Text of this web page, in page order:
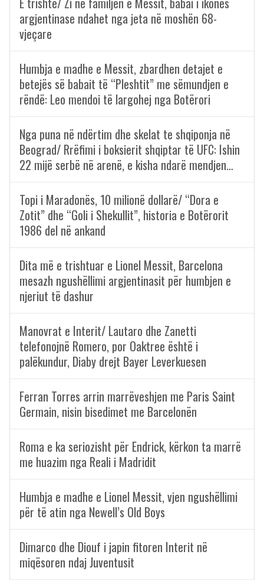
argjentinase ndahet nga jeta në moshën 68-
vjeçare
Humbja e madhe e Messit, zbardhen detajet e
betejës së babait të “Pleshtit” me sëmundjen e
rëndë: Leo mendoi të largohej nga Botërori
Nga puna në ndërtim dhe skelat te shqiponja në
Beograd/ Rrëfimi i boksierit shqiptar të UFC: Ishin
22 mijë serbë në arenë, e kisha ndarë mendjen…
Topi i Maradonës, 10 milionë dollarë/ “Dora e
Zotit” dhe “Goli i Shekullit”, historia e Botërorit
1986 del në ankand
Dita më e trishtuar e Lionel Messit, Barcelona
mesazh ngushëllimi argjentinasit për humbjen e
njeriut të dashur
Manovrat e Interit/ Lautaro dhe Zanetti
telefonojnë Romero, por Oaktree është i
palëkundur, Diaby drejt Bayer Leverkuesen
Ferran Torres arrin marrëveshjen me Paris Saint
Germain, nisin bisedimet me Barcelonën
Roma e ka seriozisht për Endrick, kërkon ta marrë
me huazim nga Reali i Madridit
Humbja e madhe e Lionel Messit, vjen ngushëllimi
për të atin nga Newell’s Old Boys
Dimarco dhe Diouf i japin fitoren Interit në
miqësoren ndaj Juventusit